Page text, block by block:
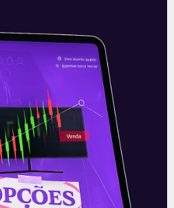
na CPI da Covid-
de
19 segue com ânimos
Federal. Nesta
a primeira prisão